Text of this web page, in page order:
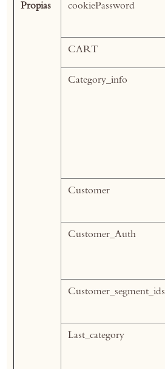
Propias cookiePassword
CART
Category_info
Customer
Customer_Auth
Customer_segment_ids
Last_category